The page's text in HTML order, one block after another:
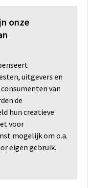
onze
uitgevers en
van
de
hun creatieve
voor
mogelijk om o.a.
eigen gebruik.